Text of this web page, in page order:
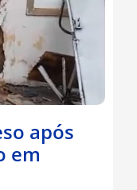
após
em